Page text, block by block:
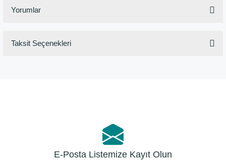
Yorumlar
Taksit Seçenekleri
E-Posta Listemize Kayıt Olun